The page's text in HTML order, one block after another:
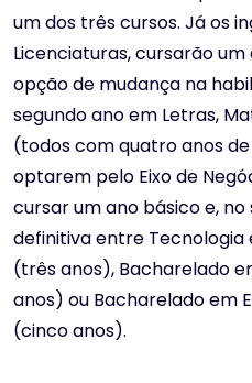
um dos três cursos. Já os
Licenciaturas, cursarão
opção de mudança na
segundo ano em Letras,
(todos com quatro anos
optarem pelo Eixo de
cursar um ano básico e,
definitiva entre Tecnologia
(três anos), Bacharelado
anos) ou Bacharelado em
(cinco anos).